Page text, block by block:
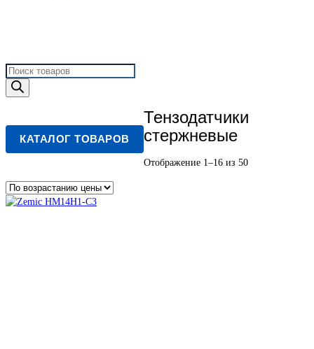
Поиск
товаров
КАТАЛОГ ТОВАРОВ
Тензодатчики
стержневые
Отображение 1–16 из 50Цены: